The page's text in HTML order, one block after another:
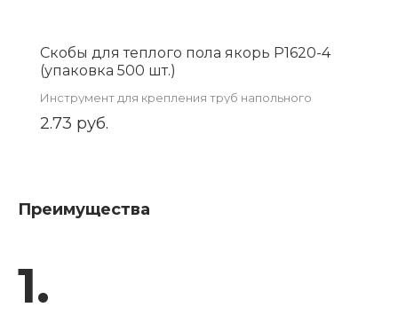
Скобы для теплого пола якорь P1620-4
(упаковка 500 шт.)
Инструмент для крепления труб напольного
отопления
2.73 руб.
Преимущества
1.